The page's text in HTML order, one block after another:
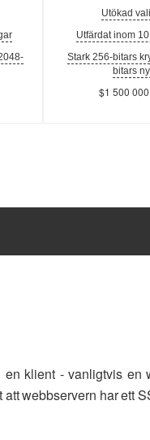
Utökad
Utfärdat inom
Stark 256-bitars
bitars
$1 500
klient - vanligtvis en
webbservern har ett